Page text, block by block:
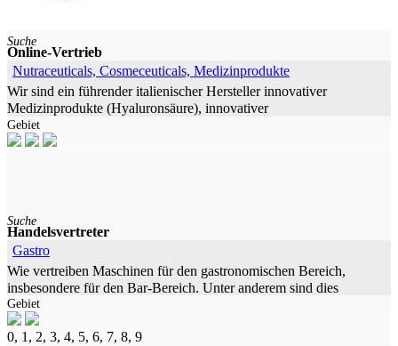
Suche
Online-Vertrieb
Nutraceuticals, Cosmeceuticals, Medizinprodukte
Wir sind ein führender italienischer Hersteller innovativer
Medizinprodukte (Hyaluronsäure), innovativer
Nahrungsergänzungsmittel und hochwertiger
Gebiet
Suche
Handelsvertreter
Gastro
Wie vertreiben Maschinen für den gastronomischen Bereich,
insbesondere für den Bar-Bereich. Unter anderem sind dies
Saftpressen, Entsafter, Mixer-Maschinen
Gebiet
0, 1, 2, 3, 4, 5, 6, 7, 8, 9